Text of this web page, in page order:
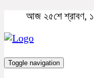
আজ ২৫শে শ্রাবণ,
Toggle navigation